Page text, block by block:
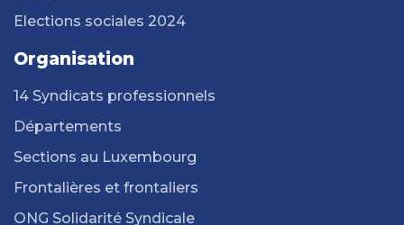
Elections sociales 2024
Organisation
14 Syndicats professionnels
Départements
Sections au Luxembourg
Frontalières et frontaliers
ONG Solidarité Syndicale